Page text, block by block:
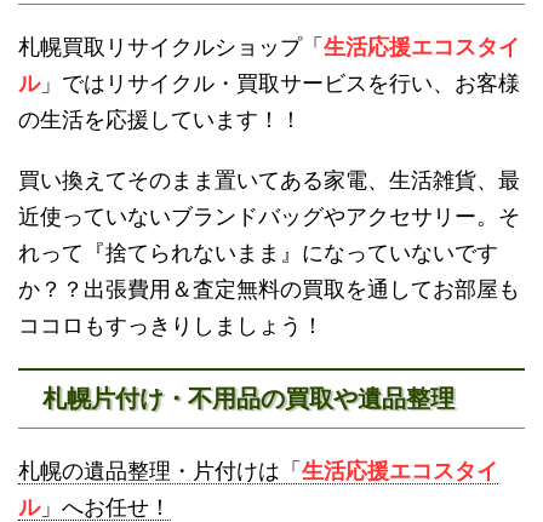
新十津川不用品回収
砂川不用品回収 帯広・十勝不用品回収
札幌買取リサイクルショップ「 生活応援エコスタイ
ル」ではリサイクル・買取サービスを行い、お客様
の生活を応援しています！！
買い換えてそのまま置いてある家電、生活雑貨、最
近使っていないブランドバッグやアクセサリー。そ
れって『捨てられないまま』になっていないです
か？？出張費用＆査定無料の買取を通してお部屋も
ココロもすっきりしましょう！
札幌片付け・不用品の買取や遺品整理
札幌の遺品整理・片付けは「 生活応援エコスタイ
ル」へお任せ！